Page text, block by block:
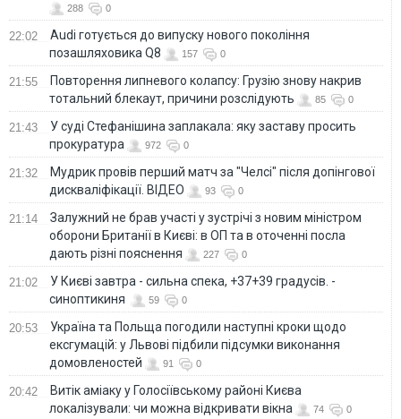
288 0
22:02
Audi готується до випуску нового покоління
позашляховика Q8
157 0
21:55
Повторення липневого колапсу: Грузію знову накрив
тотальний блекаут, причини розслідують
85 0
21:43
У суді Стефанішина заплакала: яку заставу просить
прокуратура
972 0
21:32
Мудрик провів перший матч за "Челсі" після допінгової
дискваліфікації. ВІДЕО
93 0
21:14
Залужний не брав участі у зустрічі з новим міністром
оборони Британії в Києві: в ОП та в оточенні посла
дають різні пояснення
227 0
21:02
У Києві завтра - сильна спека, +37+39 градусів. -
синоптикиня
59 0
20:53
Україна та Польща погодили наступні кроки щодо
ексгумацій: у Львові підбили підсумки виконання
домовленостей
91 0
20:42
Витік аміаку у Голосіївському районі Києва
локалізували: чи можна відкривати вікна
74 0